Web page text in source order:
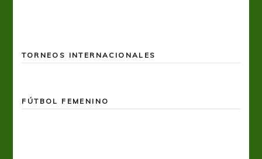
TORNEOS INTERNACIONALES
FÚTBOL FEMENINO